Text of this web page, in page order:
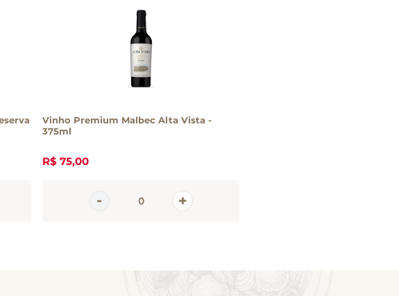
Vinho Premium Malbec Alta Vista -
375ml
R$ 75,00